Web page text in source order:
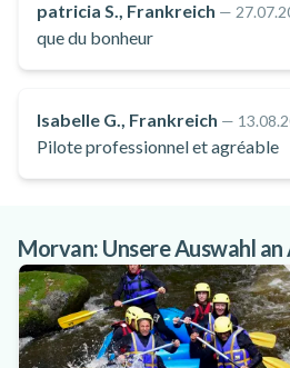
patricia S., Frankreich —
que du bonheur
Isabelle G., Frankreich —
Pilote professionnel et agréable
Morvan: Unsere Auswahl